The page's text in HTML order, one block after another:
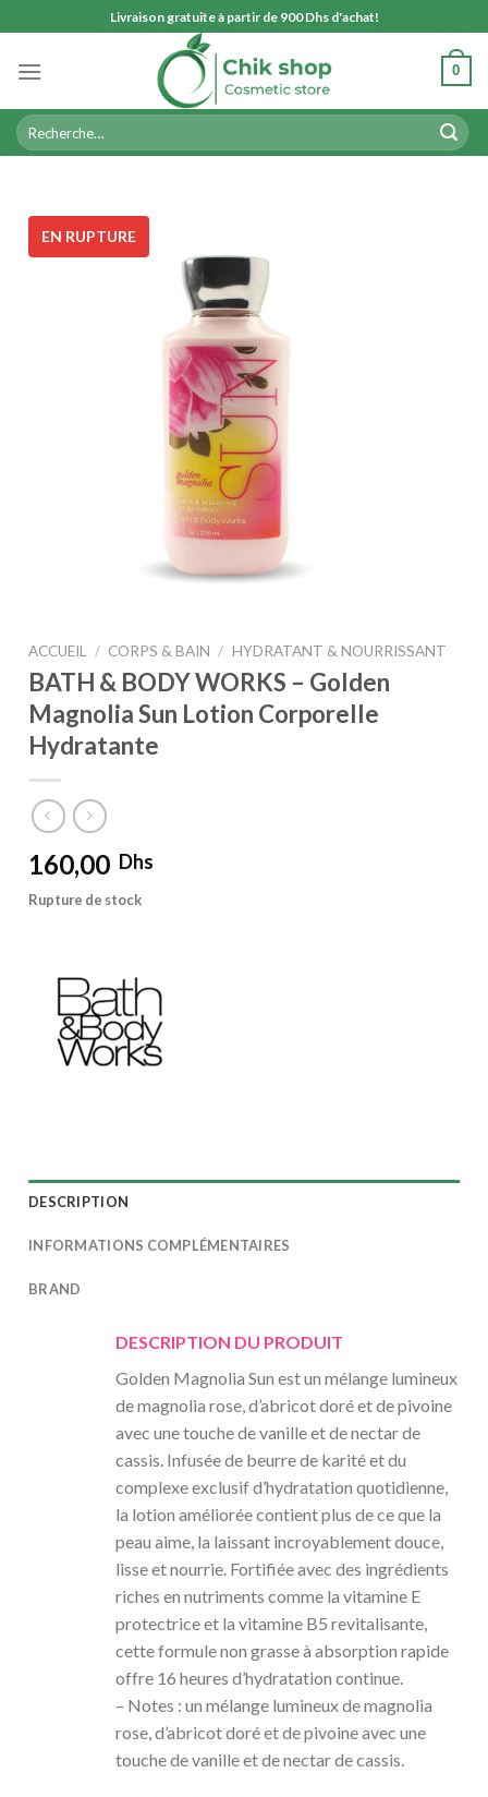
to
content
Livraison gratuite à partir de 900 Dhs d'achat!
0
Recherche
pour :
EN RUPTURE
ACCUEIL / CORPS & BAIN / HYDRATANT & NOURRISSANT
BATH & BODY WORKS – Golden
Magnolia Sun Lotion Corporelle
Hydratante
160,00 Dhs
Rupture de stock
DESCRIPTION
INFORMATIONS COMPLÉMENTAIRES
BRAND
DESCRIPTION DU PRODUIT
Golden Magnolia Sun est un mélange lumineux
de magnolia rose, d’abricot doré et de pivoine
avec une touche de vanille et de nectar de
cassis. Infusée de beurre de karité et du
complexe exclusif d’hydratation quotidienne,
la lotion améliorée contient plus de ce que la
peau aime, la laissant incroyablement douce,
lisse et nourrie. Fortifiée avec des ingrédients
riches en nutriments comme la vitamine E
protectrice et la vitamine B5 revitalisante,
cette formule non grasse à absorption rapide
offre 16 heures d’hydratation continue.
– Notes : un mélange lumineux de magnolia
rose, d’abricot doré et de pivoine avec une
touche de vanille et de nectar de cassis.